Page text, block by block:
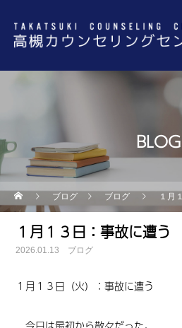
BLOG
ブログ ブログ １月
１月１３日：事故に遭う
2026.01.13 ブログ
１月１３日（火）：事故に遭う